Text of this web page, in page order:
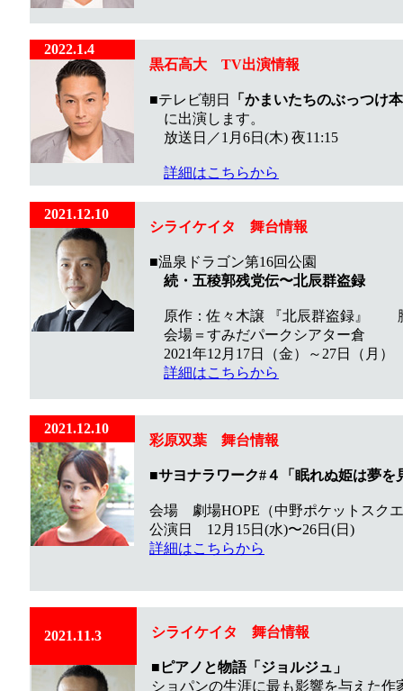
2022.1.4
黒石高大 TV出演情報
■テレビ朝日
「かまいたちのぶっつけ
に出演します。
放送日／1月6日(木) 夜11:15
詳細はこちらから
2021.12.10
シライケイタ 舞台情報
■温泉ドラゴン第16回公園
続・五稜郭残党伝〜北辰群盗録
原作​​：佐々木譲 『北辰群盗録』 脚
会場＝すみだパークシアター倉
2021年12月17日（金）～27日（月）
詳細はこちらから
2021.12.10
彩原双葉 舞台情報
■サヨナラワーク#４「眠れぬ姫は夢を
会場 劇場HOPE（中野ポケットスク
公演日 12月15日(水)〜26日(日)
詳細はこちらから
2021.11.3 シライケイタ 舞台情報
■ピアノと物語「ジョルジュ」
ショパンの生涯に最も影響を与えた作